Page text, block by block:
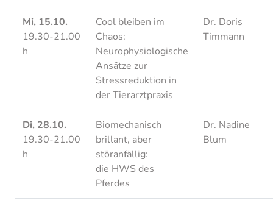
Mi, 15.10.
19.30-21.00
h
Cool bleiben im
Chaos:
Neurophysiologische
Ansätze zur
Stressreduktion in
der Tierarztpraxis
Dr. Doris
Timmann
Di, 28.10.
19.30-21.00
h
Biomechanisch
brillant, aber
störanfällig:
die HWS des
Pferdes
Dr. Nadine
Blum